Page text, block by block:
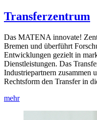
Transferzentrum
Das MATENA innovate!
Bremen und überführt
Entwicklungen gezielt in
Dienstleistungen. Das
Industriepartnern zusammen
Rechtsform den Transfer in
mehr